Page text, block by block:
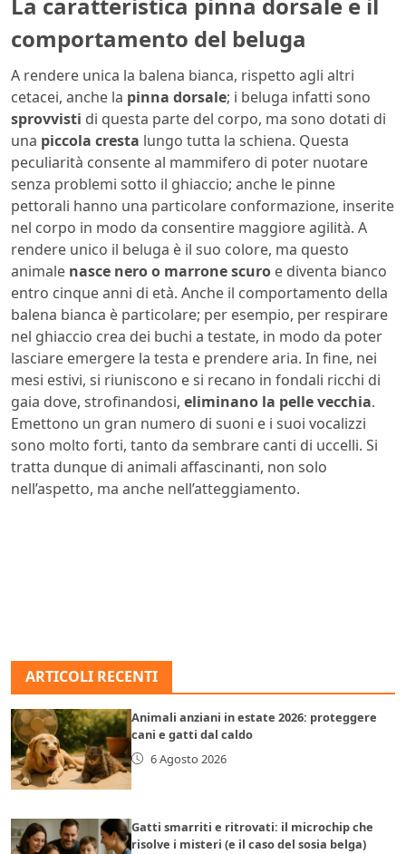
comportamento del beluga
A rendere unica la balena bianca, rispetto agli altri
cetacei, anche la pinna dorsale; i beluga infatti sono
sprovvisti di questa parte del corpo, ma sono dotati di
una piccola cresta lungo tutta la schiena. Questa
peculiarità consente al mammifero di poter nuotare
senza problemi sotto il ghiaccio; anche le pinne
pettorali hanno una particolare conformazione, inserite
nel corpo in modo da consentire maggiore agilità. A
rendere unico il beluga è il suo colore, ma questo
animale nasce nero o marrone scuro e diventa bianco
entro cinque anni di età. Anche il comportamento della
balena bianca è particolare; per esempio, per respirare
nel ghiaccio crea dei buchi a testate, in modo da poter
lasciare emergere la testa e prendere aria. In fine, nei
mesi estivi, si riuniscono e si recano in fondali ricchi di
gaia dove, strofinandosi, eliminano la pelle vecchia.
Emettono un gran numero di suoni e i suoi vocalizzi
sono molto forti, tanto da sembrare canti di uccelli. Si
tratta dunque di animali affascinanti, non solo
nell’aspetto, ma anche nell’atteggiamento.
ARTICOLI RECENTI
Animali anziani in estate 2026: proteggere
cani e gatti dal caldo
6 Agosto 2026
Gatti smarriti e ritrovati: il microchip che
risolve i misteri (e il caso del sosia belga)